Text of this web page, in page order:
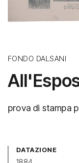
FONDO DALSANI
prova di stampa
DATAZIONE